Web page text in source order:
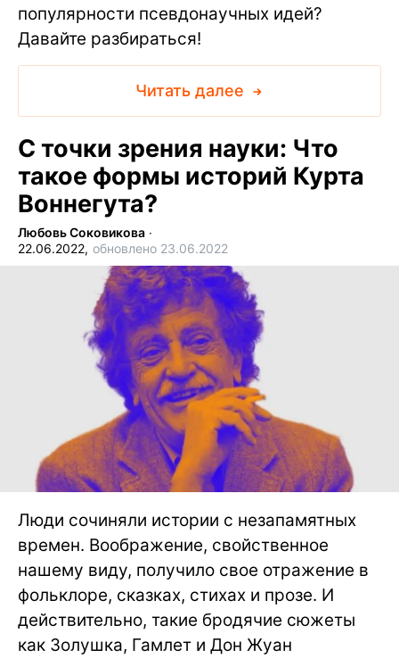
популярности псевдонаучных идей?
Давайте разбираться!
Читать далее
С точки зрения науки: Что
такое формы историй Курта
Воннегута?
Любовь Соковикова ∙
22.06.2022, обновлено 23.06.2022
Люди сочиняли истории с незапамятных
времен. Воображение, свойственное
нашему виду, получило свое отражение в
фольклоре, сказках, стихах и прозе. И
действительно, такие бродячие сюжеты
как Золушка, Гамлет и Дон Жуан